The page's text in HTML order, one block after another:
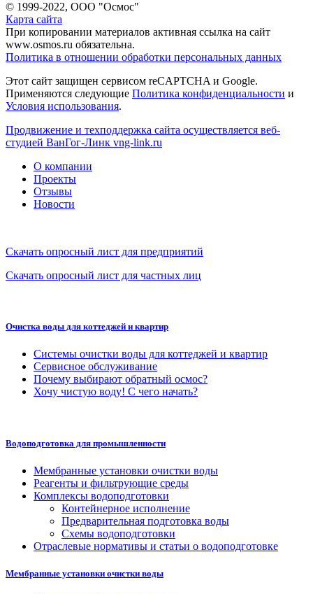
© 1999-2022, ООО "Осмос"
Карта сайта
При копировании материалов активная ссылка на сайт
www.osmos.ru обязательна.
Политика в отношении обработки персональных данных
Этот сайт защищен сервисом reCAPTCHA и Google.
Применяются следующие Политика конфиденциальности и
Условия использования.
Продвижение и техподдержка сайта осуществляется веб-
студией ВанГог-Линк vng-link.ru
О компании
Проекты
Отзывы
Новости
Скачать опросный лист для предприятий
Скачать опросный лист для частных лиц
Очистка воды для коттеджей и квартир
Системы очистки воды для коттеджей и квартир
Сервисное обслуживание
Почему выбирают обратный осмос?
Хочу чистую воду! С чего начать?
Водоподготовка для промышленности
Мембранные установки очистки воды
Реагенты и фильтрующие среды
Комплексы водоподготовки
Контейнерное исполнение
Предварительная подготовка воды
Схемы водоподготовки
Отраслевые нормативы и статьи о водоподготовке
Мембранные установки очистки воды